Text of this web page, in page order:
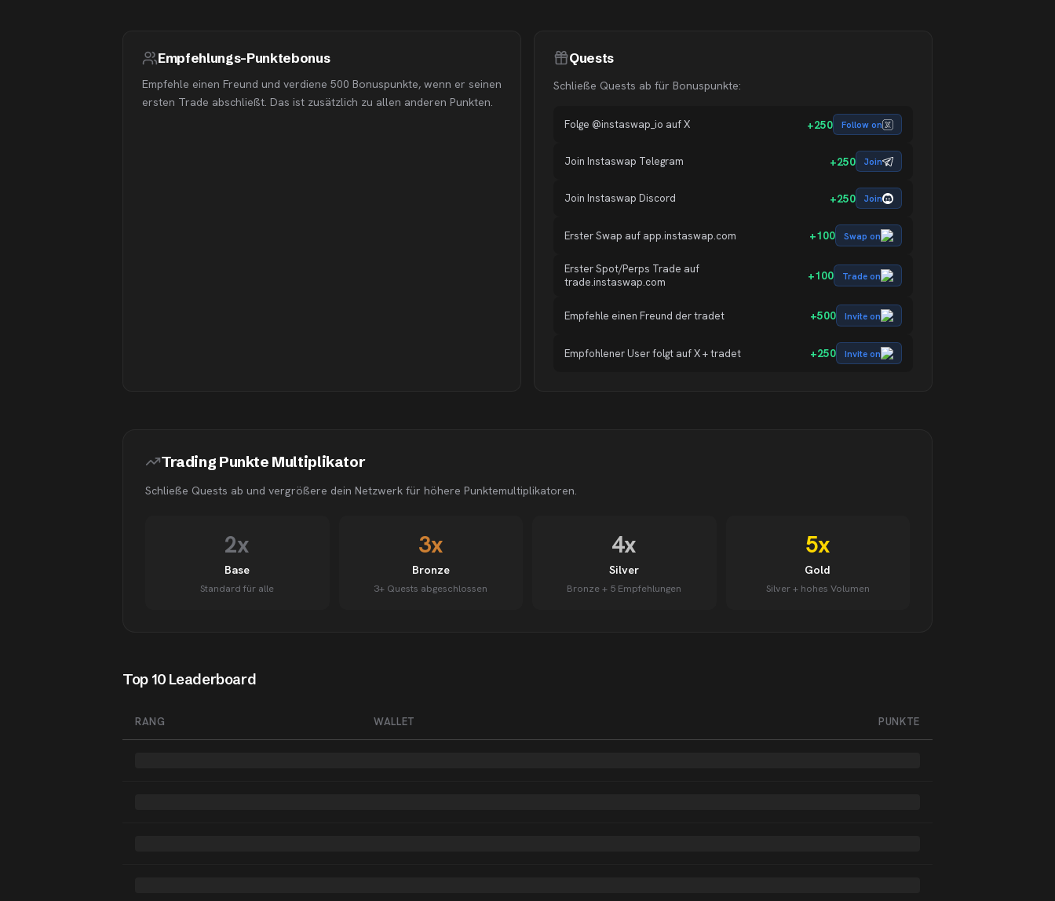
Empfehlungs-Punktebonus
Empfehle einen Freund und verdiene 500 Bonuspunkte, wenn er seinen
ersten Trade abschließt. Das ist zusätzlich zu allen anderen Punkten.
Quests
Schließe Quests ab für Bonuspunkte:
Folge @instaswap_io auf X +250 Follow on
Join Instaswap Telegram +250 Join
Join Instaswap Discord +250 Join
Erster Swap auf app.instaswap.com +100 Swap on
Erster Spot/Perps Trade auf
trade.instaswap.com
+100 Trade on
Empfehle einen Freund der tradet +500 Invite on
Empfohlener User folgt auf X + tradet +250 Invite on
Trading Punkte Multiplikator
Schließe Quests ab und vergrößere dein Netzwerk für höhere Punktemultiplikatoren.
2x
Base
Standard für alle
3x
Bronze
3+ Quests abgeschlossen
4x
Silver
Bronze + 5 Empfehlungen
5x
Gold
Silver + hohes Volumen
Top 10 Leaderboard
RANG WALLET PUNKTE